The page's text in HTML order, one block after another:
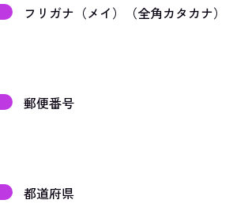
フリガナ（メイ）（全角カタカナ）
郵便番号
都道府県